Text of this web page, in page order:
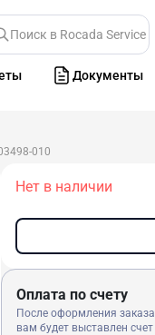
Поиск в Rocada Service
Документы
010
Нет в наличии
Оплата по счету
После оформления заказа
вам будет выставлен счет